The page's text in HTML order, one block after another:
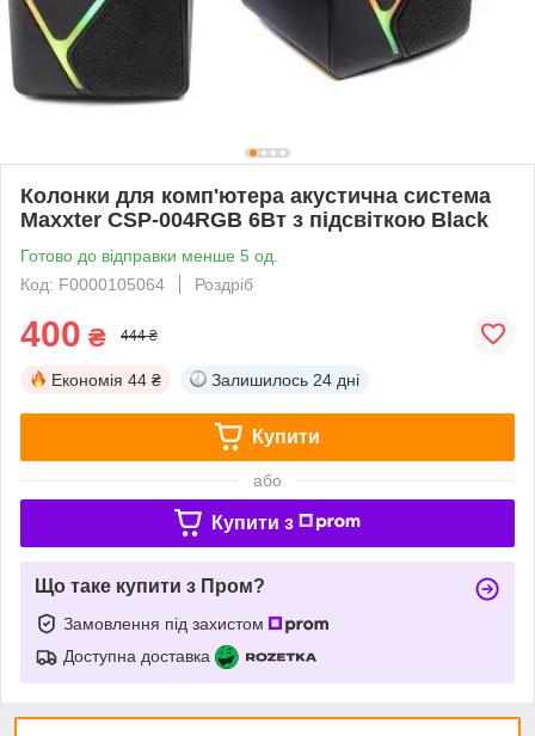
Колонки для комп'ютера акустична система
Maxxter CSP-004RGB 6Вт з підсвіткою Black
Готово до відправки менше 5 од.
Код: F0000105064
Роздріб
400 ₴ 444 ₴
Економія 44 ₴ Залишилось 24 дні
Купити
або
Купити з
Що таке купити з Пром?
Замовлення під захистом
Доступна доставка